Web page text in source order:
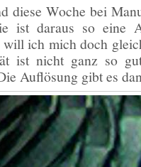
diese Woche bei
ist daraus so eine
will ich mich doch
ist nicht ganz so
Auflösung gibt es